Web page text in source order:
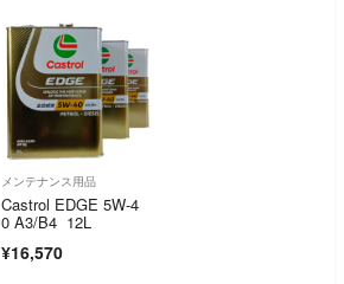
メンテナンス用品
Castrol EDGE 5W-4
0 A3/B4 12L
¥16,570